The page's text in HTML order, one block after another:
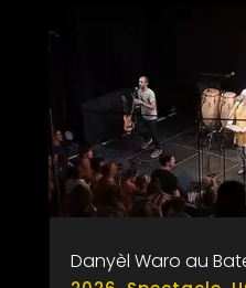
Danyèl Waro au